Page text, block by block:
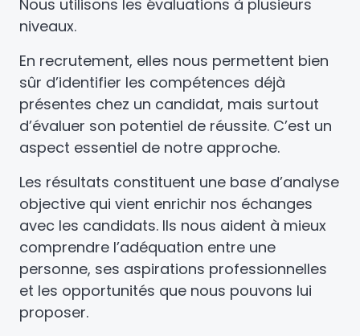
Nous utilisons les évaluations à plusieurs
niveaux.
En recrutement, elles nous permettent bien
sûr d’identifier les compétences déjà
présentes chez un candidat, mais surtout
d’évaluer son potentiel de réussite. C’est un
aspect essentiel de notre approche.
Les résultats constituent une base d’analyse
objective qui vient enrichir nos échanges
avec les candidats. Ils nous aident à mieux
comprendre l’adéquation entre une
personne, ses aspirations professionnelles
et les opportunités que nous pouvons lui
proposer.